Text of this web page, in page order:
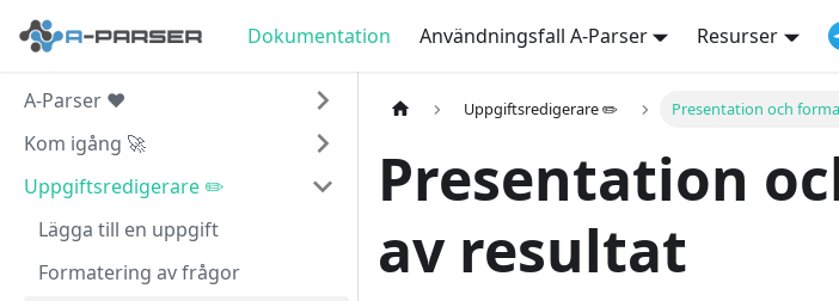
Dokumentation Användningsfall A-Parser Resurser
A-Parser ❤️
Kom igång 🚀
Uppgiftsredigerare ✏️
Lägga till en uppgift
Formatering av frågor
Uppgiftsredigerare ✏️ Presentation och
Presentation
av resultat